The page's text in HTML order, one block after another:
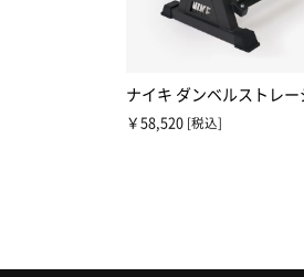
ナイキ ダンベルストレー
￥58,520 [税込]